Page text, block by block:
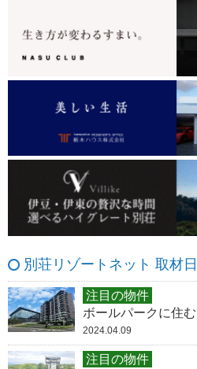
別荘リゾートネット 取材
注目の物件
ボールパークに住
2024.04.09
注目の物件